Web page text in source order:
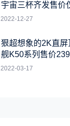
宇宙三杯齐发售价
2022-12-27
狠超想象的2K直
舰K50系列售价
2022-03-17